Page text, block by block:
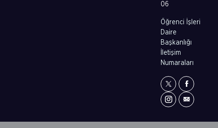
06
Öğrenci İşleri
Daire
Başkanlığı
İletişim
Numaraları